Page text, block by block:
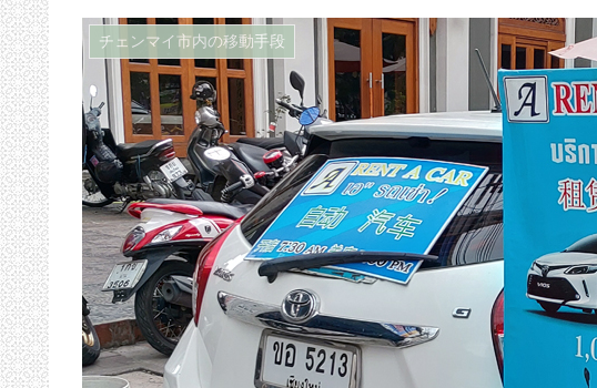
チェンマイ市内の移動手段